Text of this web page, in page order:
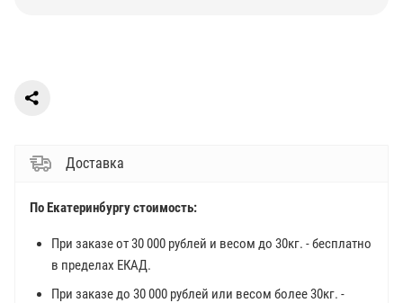
Доставка
По Екатеринбургу стоимость:
При заказе от 30 000 рублей и весом до 30кг. - бесплатно
в пределах ЕКАД.
При заказе до 30 000 рублей или весом более 30кг. -